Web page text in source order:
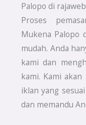
Palopo di
Proses
Mukena Palopo
mudah. Anda
kami dan
kami. Kami
iklan yang
dan memandu